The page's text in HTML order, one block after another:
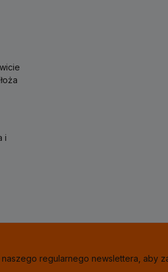
i
naszego regularnego newslettera, aby